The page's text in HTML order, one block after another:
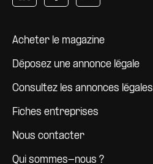
Pied de page
Acheter le magazine
Déposez une annonce légale
Consultez les annonces légales
Fiches entreprises
Nous contacter
Qui sommes-nous ?